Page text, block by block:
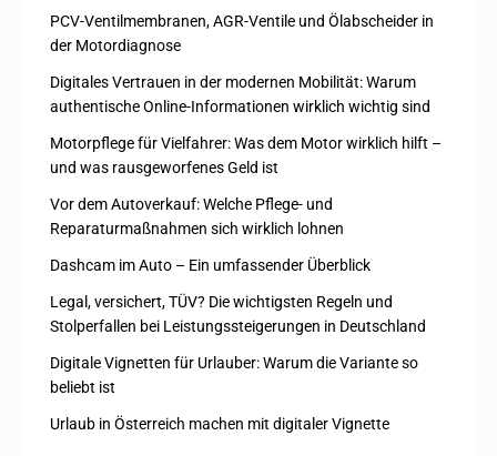
PCV-Ventilmembranen, AGR-Ventile und Ölabscheider in
der Motordiagnose
Digitales Vertrauen in der modernen Mobilität: Warum
authentische Online-Informationen wirklich wichtig sind
Motorpflege für Vielfahrer: Was dem Motor wirklich hilft –
und was rausgeworfenes Geld ist
Vor dem Autoverkauf: Welche Pflege- und
Reparaturmaßnahmen sich wirklich lohnen
Dashcam im Auto – Ein umfassender Überblick
Legal, versichert, TÜV? Die wichtigsten Regeln und
Stolperfallen bei Leistungssteigerungen in Deutschland
Digitale Vignetten für Urlauber: Warum die Variante so
beliebt ist
Urlaub in Österreich machen mit digitaler Vignette